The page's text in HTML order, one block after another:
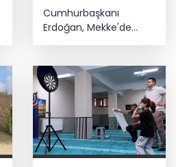
Cumhurbaşkanı
Erdoğan, Mekke'de
Veliaht Prens
Selman ile görüştü